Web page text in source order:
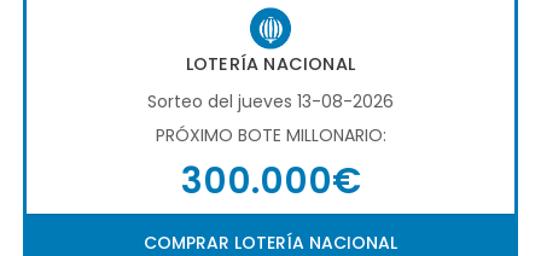
LOTERÍA NACIONAL
Sorteo del jueves 13-08-2026
PRÓXIMO BOTE MILLONARIO:
300.000€
COMPRAR LOTERÍA NACIONAL